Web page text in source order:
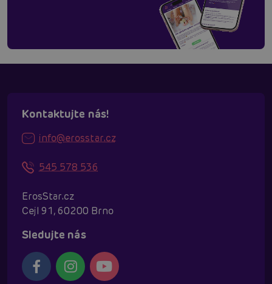
Kontaktujte nás!
info@erosstar.cz
545 578 536
ErosStar.cz
Cejl 91, 60200 Brno
Sledujte nás